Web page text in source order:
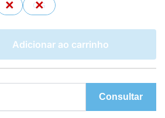
G GG
Adicionar ao carrinho
Consultar